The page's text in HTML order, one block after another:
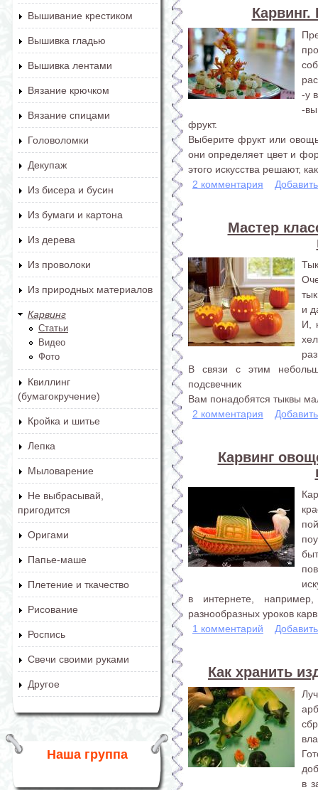
Вышивание крестиком
Вышивка гладью
Вышивка лентами
Вязание крючком
Вязание спицами
Головоломки
Декупаж
Из бисера и бусин
Из бумаги и картона
Из дерева
Из проволоки
Из природных материалов
Карвинг
Статьи
Видео
Фото
Квиллинг
(бумагокручение)
Кройка и шитье
Лепка
Мыловарение
Не выбрасывай,
пригодится
Оригами
Папье-маше
Плетение и ткачество
Рисование
Роспись
Свечи своими руками
Другое
Наша группа
Карвинг.
-у
-
фрукт.
Выберите фрукт или
они определяет цвет и
этого искусства решают,
2 комментария
Мастер
и
И,
В связи с этим
подсвечник
Вам понадобятся тыквы
2 комментария
Карвинг
в интернете,
разнообразных уроков
1 комментарий
Как хранить
в